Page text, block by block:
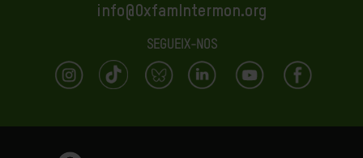
info@OxfamIntermon.org
SEGUEIX-NOS